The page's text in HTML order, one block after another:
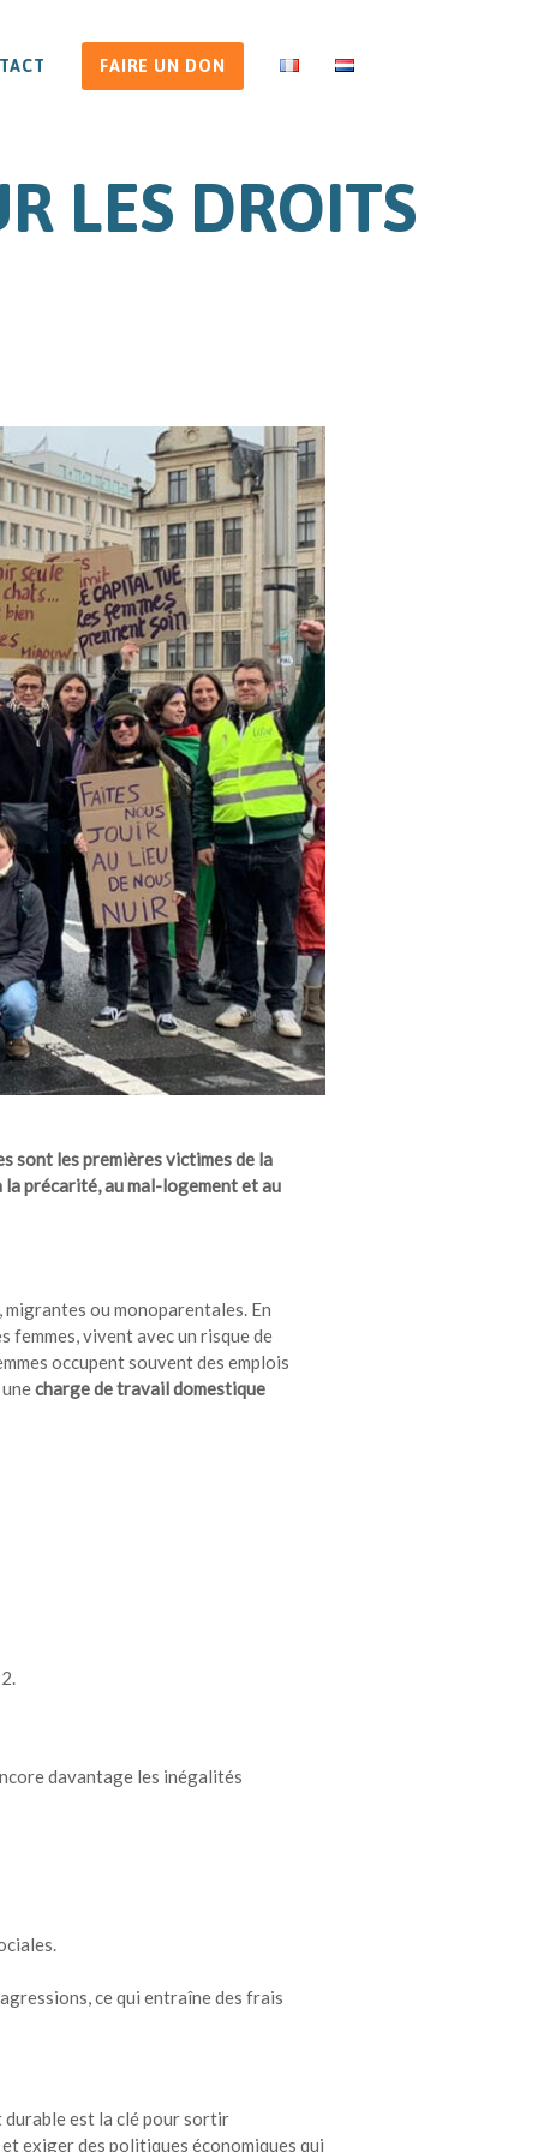
FAIRE UN DON
LES DROITS
sont les premières victimes de la
précarité, au mal-logement et au
ou monoparentales. En
femmes, vivent avec un risque de
occupent souvent des emplois
charge de travail domestique
davantage les inégalités
ce qui entraîne des frais
durable est la clé pour sortir
exiger des politiques économiques qui